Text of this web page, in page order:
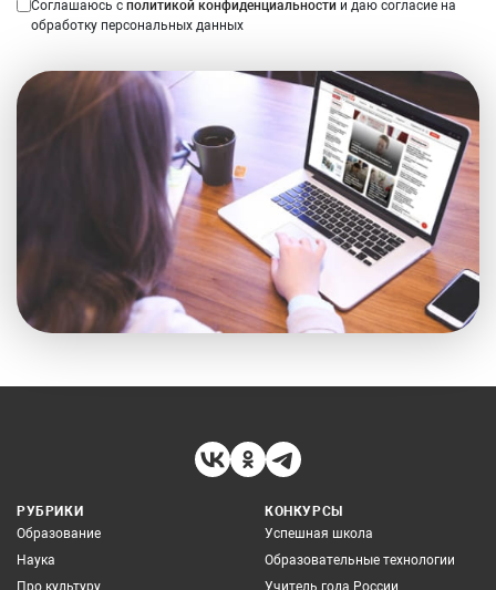
Соглашаюсь с политикой конфиденциальности и даю согласие на
обработку персональных данных
РУБРИКИ
Образование
Наука
КОНКУРСЫ
Успешная школа
Образовательные технологии